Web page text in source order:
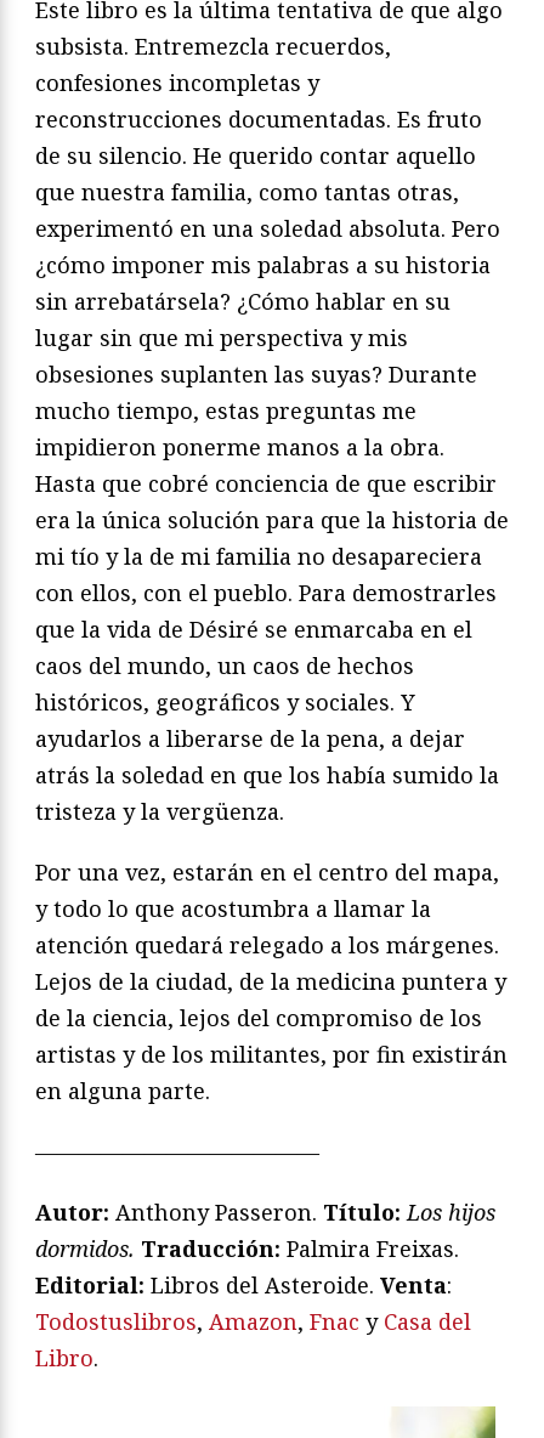
Este libro es la última tentativa de que algo
subsista. Entremezcla recuerdos,
confesiones incompletas y
reconstrucciones documentadas. Es fruto
de su silencio. He querido contar aquello
que nuestra familia, como tantas otras,
experimentó en una soledad absoluta. Pero
¿cómo imponer mis palabras a su historia
sin arrebatársela? ¿Cómo hablar en su
lugar sin que mi perspectiva y mis
obsesiones suplanten las suyas? Durante
mucho tiempo, estas preguntas me
impidieron ponerme manos a la obra.
Hasta que cobré conciencia de que escribir
era la única solución para que la historia de
mi tío y la de mi familia no desapareciera
con ellos, con el pueblo. Para demostrarles
que la vida de Désiré se enmarcaba en el
caos del mundo, un caos de hechos
históricos, geográficos y sociales. Y
ayudarlos a liberarse de la pena, a dejar
atrás la soledad en que los había sumido la
tristeza y la vergüenza.
Por una vez, estarán en el centro del mapa,
y todo lo que acostumbra a llamar la
atención quedará relegado a los márgenes.
Lejos de la ciudad, de la medicina puntera y
de la ciencia, lejos del compromiso de los
artistas y de los militantes, por fin existirán
en alguna parte.
—————————————
Autor: Anthony Passeron. Título:Los hijos
dormidos. Traducción: Palmira Freixas.
Editorial: Libros del Asteroide. Venta:
Todostuslibros, Amazon, Fnac y Casa del
Libro.